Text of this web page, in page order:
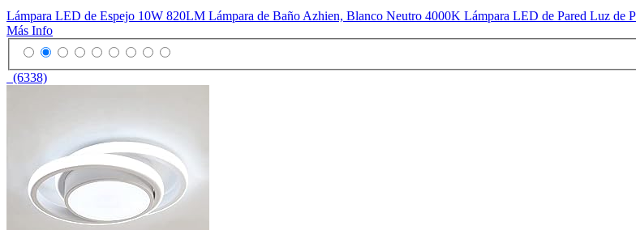
Lámpara LED de Espejo 10W 820LM Lámpara de Baño Azhien, Blanco Neutro 4000K Lámpara LED de Pared Luz de
Más Info
(6338)